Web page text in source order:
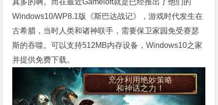
真多的啊。而在最近Gameloft就是已经推出了他们的
Windows10/WP8.1版《斯巴达战记》，游戏时代发生在
古希腊，当时人类和诸神联手，需要保卫家园免受赛瑟
斯的吞噬。可以支持512MB内存设备，Windows10之家
并提供免费下载。